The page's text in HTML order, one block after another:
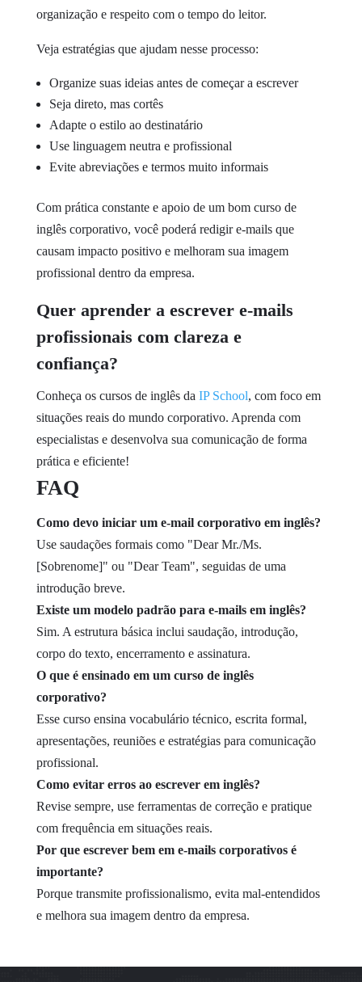
organização e respeito com o tempo do leitor.
Veja estratégias que ajudam nesse processo:
Organize suas ideias antes de começar a escrever
Seja direto, mas cortês
Adapte o estilo ao destinatário
Use linguagem neutra e profissional
Evite abreviações e termos muito informais
Com prática constante e apoio de um bom curso de
inglês corporativo, você poderá redigir e-mails que
causam impacto positivo e melhoram sua imagem
profissional dentro da empresa.
Quer aprender a escrever e-mails
profissionais com clareza e
confiança?
Conheça os cursos de inglês da IP School, com foco em
situações reais do mundo corporativo. Aprenda com
especialistas e desenvolva sua comunicação de forma
prática e eficiente!
FAQ
Como devo iniciar um e-mail corporativo em inglês?
Use saudações formais como "Dear Mr./Ms.
[Sobrenome]" ou "Dear Team", seguidas de uma
introdução breve.
Existe um modelo padrão para e-mails em inglês?
Sim. A estrutura básica inclui saudação, introdução,
corpo do texto, encerramento e assinatura.
O que é ensinado em um curso de inglês
corporativo?
Esse curso ensina vocabulário técnico, escrita formal,
apresentações, reuniões e estratégias para comunicação
profissional.
Como evitar erros ao escrever em inglês?
Revise sempre, use ferramentas de correção e pratique
com frequência em situações reais.
Por que escrever bem em e-mails corporativos é
importante?
Porque transmite profissionalismo, evita mal-entendidos
e melhora sua imagem dentro da empresa.